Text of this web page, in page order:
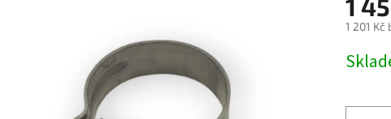
1
1 201 Kč
cena: